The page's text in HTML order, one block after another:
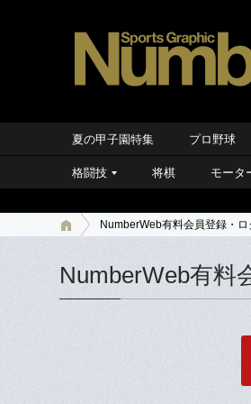
夏の甲子園特集 プロ野球
格闘技 将棋 モータ
NumberWeb有料会員登録・ロ
NumberWeb有料